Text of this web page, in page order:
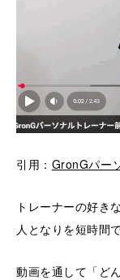
引用： GronGパー
トレーナーの好き
人となりを短時間
動画を通して「ど